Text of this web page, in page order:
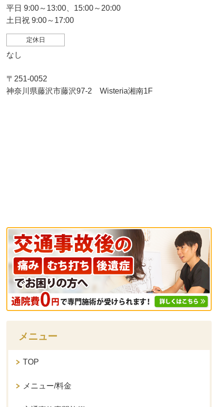
平日 9:00～13:00、15:00～20:00
土日祝 9:00～17:00
定休日
なし
〒251-0052
神奈川県藤沢市藤沢97-2 Wisteria湘南1F
メニュー
TOP
メニュー/料金